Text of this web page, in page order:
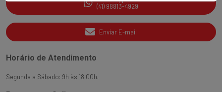
(41) 98813-4929
Enviar E-mail
Horário de Atendimento
Segunda a Sábado: 9h às 18:00h.